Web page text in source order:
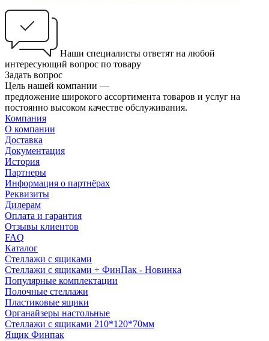
Наши специалисты ответят на любой
интересующий вопрос по товару
Задать вопрос
Цель нашей компании —
предложение широкого ассортимента товаров и услуг на
постоянно высоком качестве обслуживания.
Компания
О компании
Доставка
Документация
История
Партнеры
Информация о партнёрах
Реквизиты
Дилерам
Оплата и гарантия
Отзывы клиентов
FAQ
Каталог
Стеллажи с ящиками
Стеллажи с ящиками + ФинПак - Новинка
Популярные комплектации
Полочные стеллажи
Пластиковые ящики
Органайзеры настольные
Стеллажи с ящиками 210*120*70мм
Ящик Финпак